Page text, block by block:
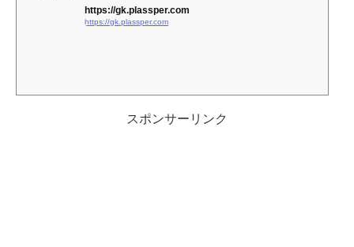
https://gk.plassper.com
https://gk.plassper.com
スポンサーリンク